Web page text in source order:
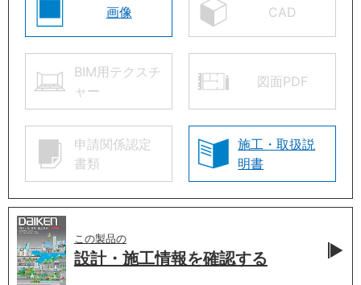
画像 CAD
BIM用テクスチ
ャー
図面PDF
申請関係認定
書類
施工・取扱説
明書
この製品の
設計・施工情報を確認する